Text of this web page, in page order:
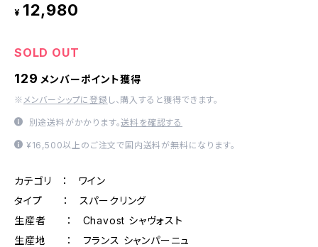
¥ 12,980
SOLD OUT
129 メンバーポイント獲得
※ メンバーシップに登録 し、購入すると獲得できます。
別途送料がかかります。送料を確認する
¥16,500以上のご注文で国内送料が無料になります。
カテゴリ ： ワイン
タイプ ： スパークリング
生産者 ： Chavost シャヴォスト
生産地 ： フランス シャンパーニュ